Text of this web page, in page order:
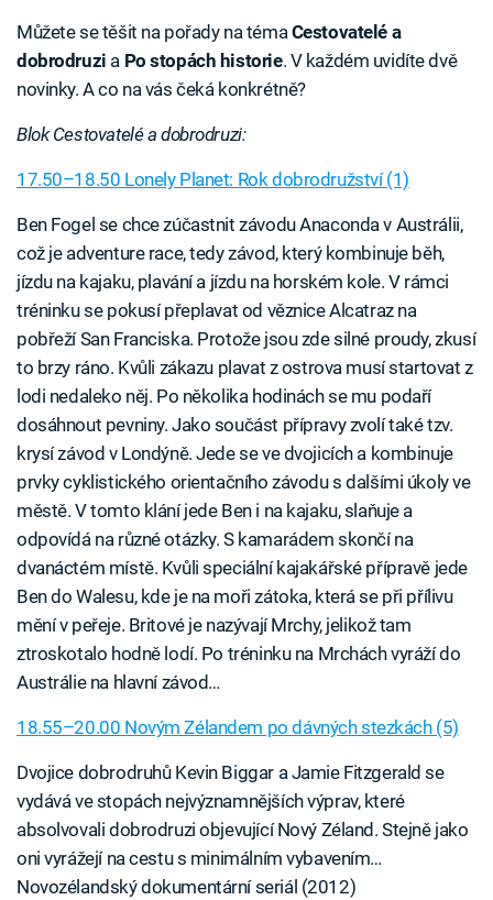
Můžete se těšit na pořady na témaCestovatelé a
dobrodruzi a Po stopách historie. V každém uvidíte dvě
novinky. A co na vás čeká konkrétně?
Blok Cestovatelé a dobrodruzi:
17.50–18.50 Lonely Planet: Rok dobrodružství (1)
Ben Fogel se chce zúčastnit závodu Anaconda v Austrálii,
což je adventure race, tedy závod, který kombinuje běh,
jízdu na kajaku, plavání a jízdu na horském kole. V rámci
tréninku se pokusí přeplavat od věznice Alcatraz na
pobřeží San Franciska. Protože jsou zde silné proudy, zkusí
to brzy ráno. Kvůli zákazu plavat z ostrova musí startovat z
lodi nedaleko něj. Po několika hodinách se mu podaří
dosáhnout pevniny. Jako součást přípravy zvolí také tzv.
krysí závod v Londýně. Jede se ve dvojicích a kombinuje
prvky cyklistického orientačního závodu s dalšími úkoly ve
městě. V tomto klání jede Ben i na kajaku, slaňuje a
odpovídá na různé otázky. S kamarádem skončí na
dvanáctém místě. Kvůli speciální kajakářské přípravě jede
Ben do Walesu, kde je na moři zátoka, která se při přílivu
mění v peřeje. Britové je nazývají Mrchy, jelikož tam
ztroskotalo hodně lodí. Po tréninku na Mrchách vyráží do
Austrálie na hlavní závod…
18.55–20.00 Novým Zélandem po dávných stezkách (5)
Dvojice dobrodruhů Kevin Biggar a Jamie Fitzgerald se
vydává ve stopách nejvýznamnějších výprav, které
absolvovali dobrodruzi objevující Nový Zéland. Stejně jako
oni vyrážejí na cestu s minimálním vybavením…
Novozélandský dokumentární seriál (2012)